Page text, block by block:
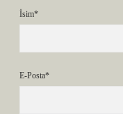
İsim*
E-Posta*